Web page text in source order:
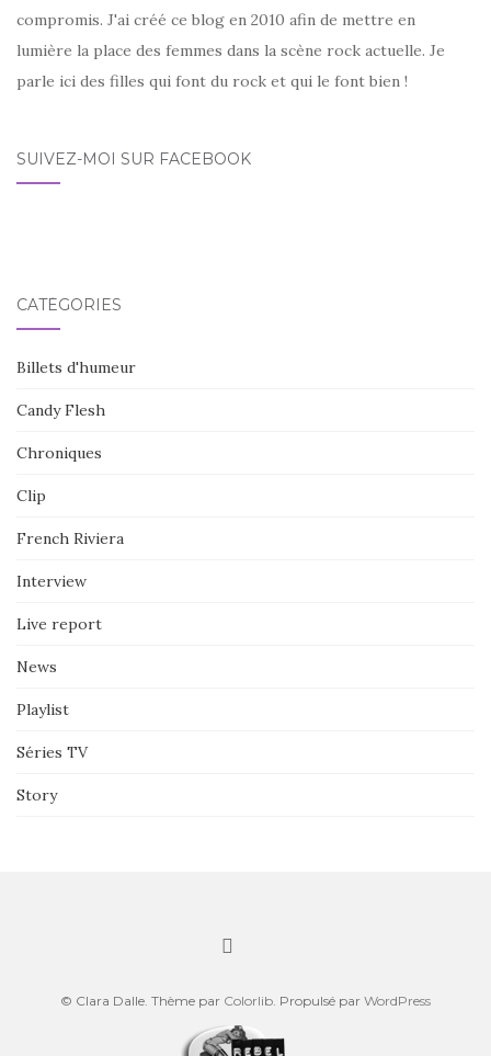
compromis. J'ai créé ce blog en 2010 afin de mettre en
lumière la place des femmes dans la scène rock actuelle. Je
parle ici des filles qui font du rock et qui le font bien !
SUIVEZ-MOI SUR FACEBOOK
CATÉGORIES
Billets d'humeur
Candy Flesh
Chroniques
Clip
French Riviera
Interview
Live report
News
Playlist
Séries TV
Story
© Clara Dalle. Thème par Colorlib . Propulsé par WordPress